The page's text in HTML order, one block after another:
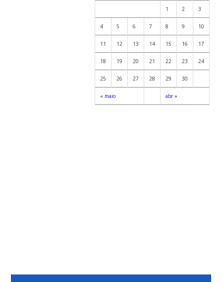
« maio abr »
1 2 3
4 5 6 7 8 9 10
11 12 13 14 15 16 17
18 19 20 21 22 23 24
25 26 27 28 29 30